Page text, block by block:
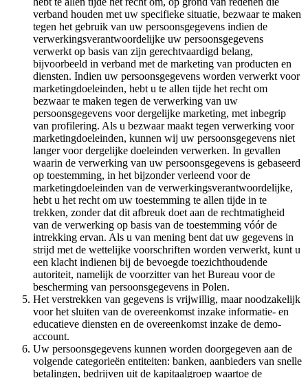
verband houden met uw specifieke situatie, bezwaar te maken
tegen het gebruik van uw persoonsgegevens indien de
verwerkingsverantwoordelijke uw persoonsgegevens
verwerkt op basis van zijn gerechtvaardigd belang,
bijvoorbeeld in verband met de marketing van producten en
diensten. Indien uw persoonsgegevens worden verwerkt voor
marketingdoeleinden, hebt u te allen tijde het recht om
bezwaar te maken tegen de verwerking van uw
persoonsgegevens voor dergelijke marketing, met inbegrip
van profilering. Als u bezwaar maakt tegen verwerking voor
marketingdoeleinden, kunnen wij uw persoonsgegevens niet
langer voor dergelijke doeleinden verwerken. In gevallen
waarin de verwerking van uw persoonsgegevens is gebaseerd
op toestemming, in het bijzonder verleend voor de
marketingdoeleinden van de verwerkingsverantwoordelijke,
hebt u het recht om uw toestemming te allen tijde in te
trekken, zonder dat dit afbreuk doet aan de rechtmatigheid
van de verwerking op basis van de toestemming vóór de
intrekking ervan. Als u van mening bent dat uw gegevens in
strijd met de wettelijke voorschriften worden verwerkt, kunt u
een klacht indienen bij de bevoegde toezichthoudende
autoriteit, namelijk de voorzitter van het Bureau voor de
bescherming van persoonsgegevens in Polen.
Het verstrekken van gegevens is vrijwillig, maar noodzakelijk
voor het sluiten van de overeenkomst inzake informatie- en
educatieve diensten en de overeenkomst inzake de demo-
account.
Uw persoonsgegevens kunnen worden doorgegeven aan de
volgende categorieën entiteiten: banken, aanbieders van snelle
betalingen, bedrijven uit de kapitaalgroep waartoe de